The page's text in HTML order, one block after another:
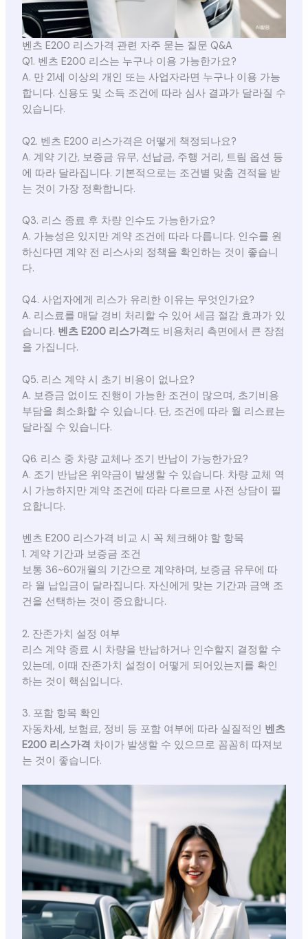
벤츠 E200 리스가격 관련 자주 묻는 질문 Q&A
Q1. 벤츠 E200 리스는 누구나 이용 가능한가요?
A. 만 21세 이상의 개인 또는 사업자라면 누구나 이용 가능
합니다. 신용도 및 소득 조건에 따라 심사 결과가 달라질 수
있습니다.
Q2. 벤츠 E200 리스가격은 어떻게 책정되나요?
A. 계약 기간, 보증금 유무, 선납금, 주행 거리, 트림 옵션 등
에 따라 달라집니다. 기본적으로는 조건별 맞춤 견적을 받
는 것이 가장 정확합니다.
Q3. 리스 종료 후 차량 인수도 가능한가요?
A. 가능성은 있지만 계약 조건에 따라 다릅니다. 인수를 원
하신다면 계약 전 리스사의 정책을 확인하는 것이 좋습니
다.
Q4. 사업자에게 리스가 유리한 이유는 무엇인가요?
A. 리스료를 매달 경비 처리할 수 있어 세금 절감 효과가 있
습니다. 벤츠 E200 리스가격 도 비용처리 측면에서 큰 장점
을 가집니다.
Q5. 리스 계약 시 초기 비용이 없나요?
A. 보증금 없이도 진행이 가능한 조건이 많으며, 초기비용
부담을 최소화할 수 있습니다. 단, 조건에 따라 월 리스료는
달라질 수 있습니다.
Q6. 리스 중 차량 교체나 조기 반납이 가능한가요?
A. 조기 반납은 위약금이 발생할 수 있습니다. 차량 교체 역
시 가능하지만 계약 조건에 따라 다르므로 사전 상담이 필
요합니다.
벤츠 E200 리스가격 비교 시 꼭 체크해야 할 항목
1. 계약 기간과 보증금 조건
보통 36~60개월의 기간으로 계약하며, 보증금 유무에 따
라 월 납입금이 달라집니다. 자신에게 맞는 기간과 금액 조
건을 선택하는 것이 중요합니다.
2. 잔존가치 설정 여부
리스 계약 종료 시 차량을 반납하거나 인수할지 결정할 수
있는데, 이때 잔존가치 설정이 어떻게 되어있는지를 확인
하는 것이 핵심입니다.
3. 포함 항목 확인
자동차세, 보험료, 정비 등 포함 여부에 따라 실질적인 벤츠
E200 리스가격 차이가 발생할 수 있으므로 꼼꼼히 따져보
는 것이 좋습니다.